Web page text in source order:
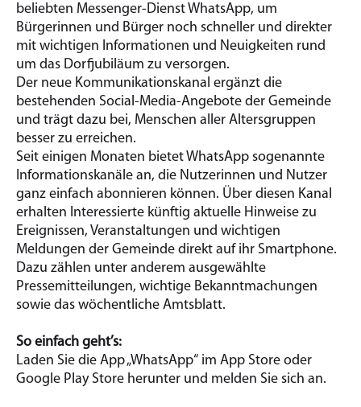
beliebten Messenger-Dienst WhatsApp, um
Bürgerinnen und Bürger noch schneller und direkter
mit wichtigen Informationen und Neuigkeiten rund
um das Dorfjubiläum zu versorgen.
Der neue Kommunikationskanal ergänzt die
bestehenden Social-Media-Angebote der Gemeinde
und trägt dazu bei, Menschen aller Altersgruppen
besser zu erreichen.
Seit einigen Monaten bietet WhatsApp sogenannte
Informationskanäle an, die Nutzerinnen und Nutzer
ganz einfach abonnieren können. Über diesen Kanal
erhalten Interessierte künftig aktuelle Hinweise zu
Ereignissen, Veranstaltungen und wichtigen
Meldungen der Gemeinde direkt auf ihr Smartphone.
Dazu zählen unter anderem ausgewählte
Pressemitteilungen, wichtige Bekanntmachungen
sowie das wöchentliche Amtsblatt.
So einfach geht’s:
Laden Sie die App „WhatsApp“ im App Store oder
Google Play Store herunter und melden Sie sich an.